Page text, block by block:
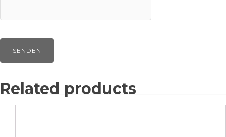
Related products